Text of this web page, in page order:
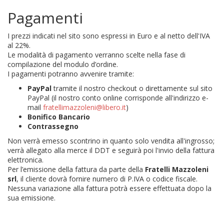
Pagamenti
I prezzi indicati nel sito sono espressi in Euro e al netto dell'IVA
al 22%.
Le modalità di pagamento verranno scelte nella fase di
compilazione del modulo d’ordine.
I pagamenti potranno avvenire tramite:
PayPaltramite il nostro checkout o direttamente sul sito
PayPal (il nostro conto online corrisponde all'indirizzo e-
mail fratellimazzoleni@libero.it)
Bonifico Bancario
Contrassegno
Non verrà emesso scontrino in quanto solo vendita all'ingrosso;
verrà allegato alla merce il DDT e seguirà poi l'invio della fattura
elettronica.
Per l’emissione della fattura da parte della Fratelli Mazzoleni
srl, il cliente dovrà fornire numero di P.IVA o codice fiscale.
Nessuna variazione alla fattura potrà essere effettuata dopo la
sua emissione.